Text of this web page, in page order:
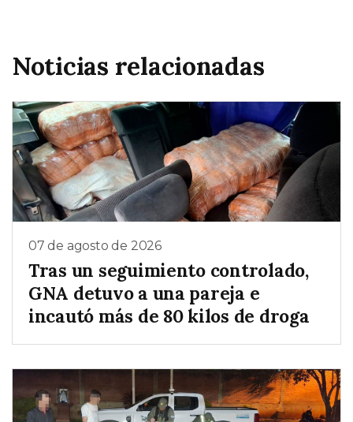
Noticias relacionadas
07 de agosto de 2026
Tras un seguimiento controlado,
GNA detuvo a una pareja e
incautó más de 80 kilos de droga